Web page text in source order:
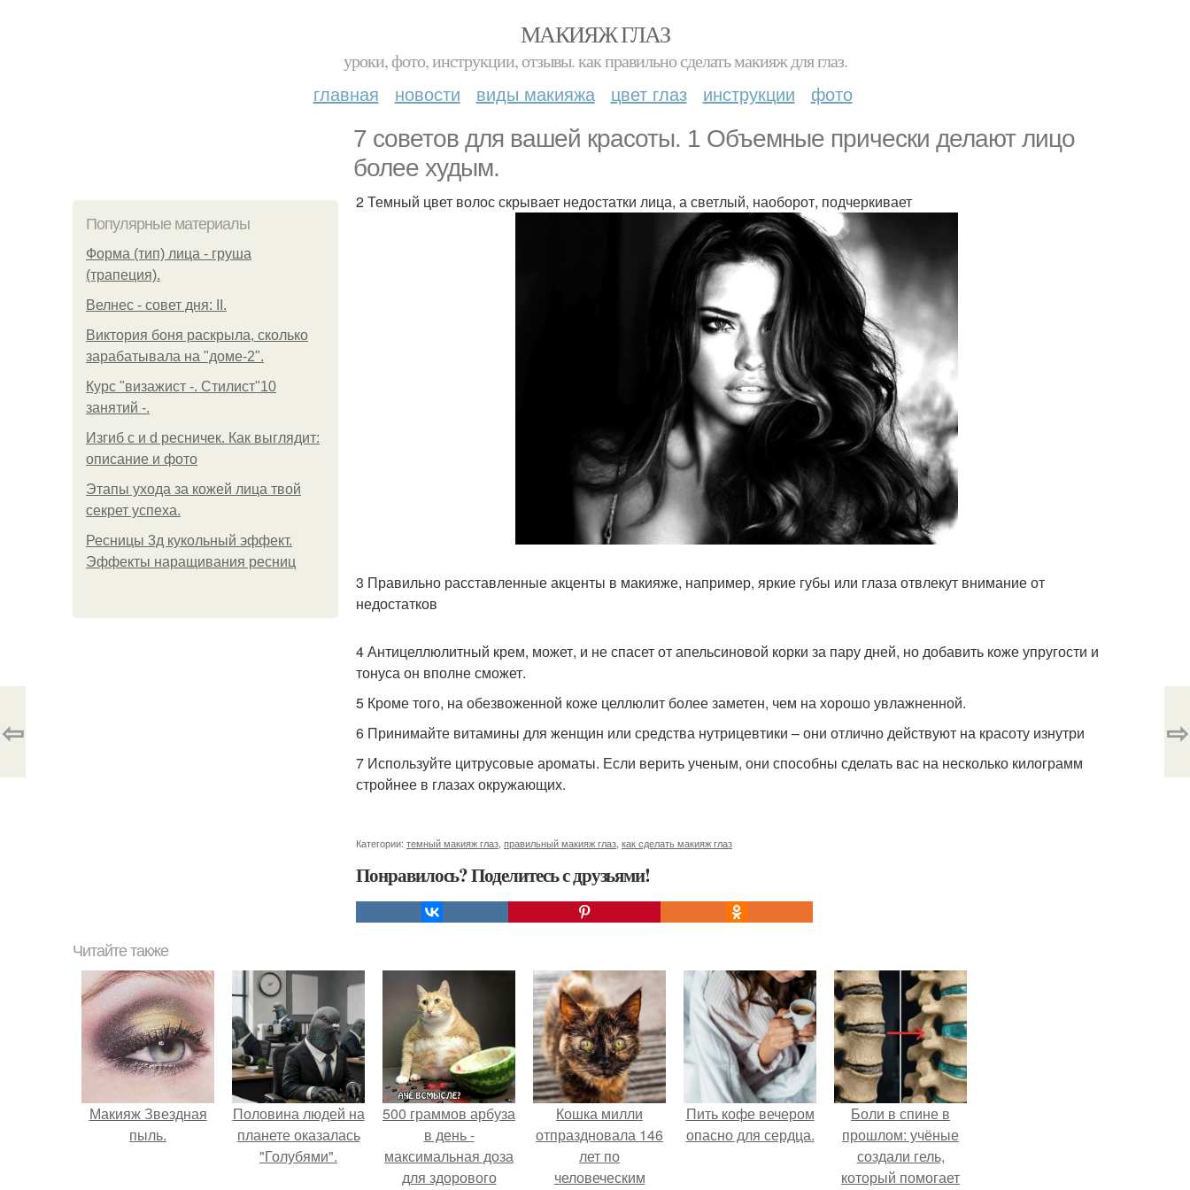
МАКИЯЖ ГЛАЗ
уроки, фото, инструкции, отзывы. как правильно сделать макияж для глаз.
главная новости виды макияжа цвет глаз инструкции фото
7 советов для вашей красоты. 1 Объемные прически делают лицо
более худым.
Популярные материалы
Форма (тип) лица - груша
(трапеция).
Велнес - совет дня: II.
Виктория боня раскрыла, сколько
зарабатывала на "доме-2".
Курс "визажист -. Стилист"10
занятий -.
Изгиб c и d ресничек. Как выглядит:
описание и фото
Этапы ухода за кожей лица твой
секрет успеха.
Ресницы 3д кукольный эффект.
Эффекты наращивания ресниц
2 Темный цвет волос скрывает недостатки лица, а светлый, наоборот, подчеркивает
3 Правильно расставленные акценты в макияже, например, яркие губы или глаза отвлекут внимание от
недостатков
4 Антицеллюлитный крем, может, и не спасет от апельсиновой корки за пару дней, но добавить коже упругости и
тонуса он вполне сможет.
5 Кроме того, на обезвоженной коже целлюлит более заметен, чем на хорошо увлажненной.
6 Принимайте витамины для женщин или средства нутрицевтики – они отлично действуют на красоту изнутри
7 Используйте цитрусовые ароматы. Если верить ученым, они способны сделать вас на несколько килограмм
стройнее в глазах окружающих.
Категории: темный макияж глаз правильный макияж глаз как сделать макияж глаз
Понравилось? Поделитесь с друзьями!
⇦ ⇨
Читайте также
Макияж Звездная
пыль.
Половина людей на
планете оказалась
"Голубями".
500 граммов арбуза
в день -
максимальная доза
для здорового
Кошка милли
отпраздновала 146
лет по
человеческим
Пить кофе вечером
опасно для сердца.
Боли в спине в
прошлом: учёные
создали гель,
который помогает